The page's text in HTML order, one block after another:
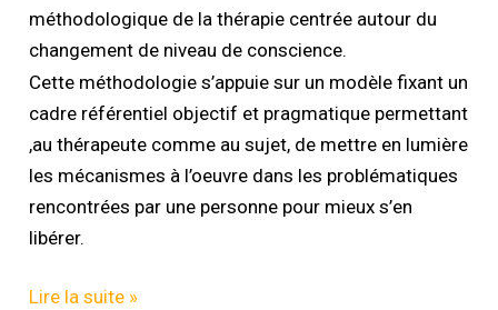
méthodologique de la thérapie centrée autour du
changement de niveau de conscience.
Cette méthodologie s’appuie sur un modèle fixant un
cadre référentiel objectif et pragmatique permettant
,au thérapeute comme au sujet, de mettre en lumière
les mécanismes à l’oeuvre dans les problématiques
rencontrées par une personne pour mieux s’en
libérer.
Lire la suite »